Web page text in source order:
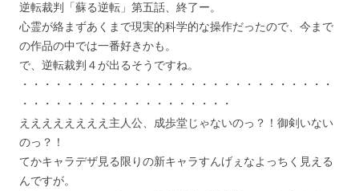
逆転裁判「蘇る逆転」第五話、終了ー。
心霊が絡まずあくまで現実的科学的な操作だったので、今まで
の作品の中では一番好きかも。
で、逆転裁判４が出るそうですね。
・・・・・・・・・・・・・・・・・・・・・・・・・・・・
・・・・・・・・・・・・・・・・・・・
ええええええええ主人公、成歩堂じゃないのっ？！御剣いない
のっ？！
てかキャラデザ見る限りの新キャラすんげぇなよっちく見える
んですが。